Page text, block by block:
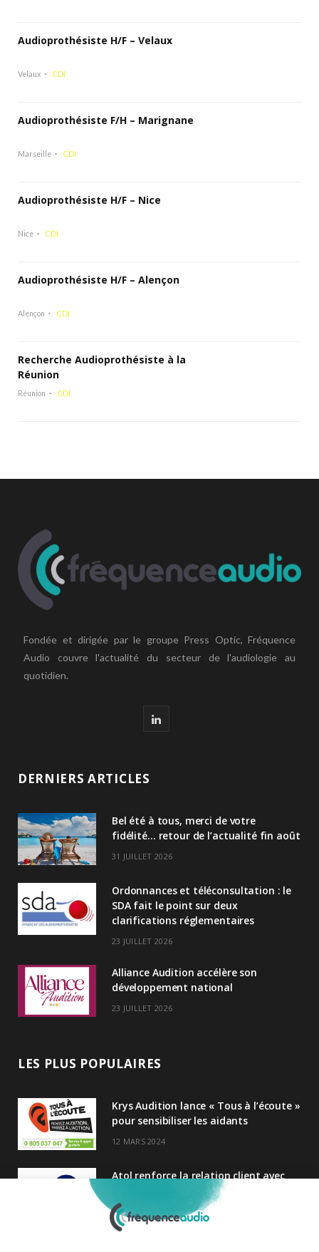
Audioprothésiste H/F – Velaux
Velaux CDI
Audioprothésiste F/H – Marignane
Marseille CDI
Audioprothésiste H/F – Nice
Nice CDI
Audioprothésiste H/F – Alençon
Alençon CDI
Recherche Audioprothésiste à la
Réunion
Réunion CDI
Fondée et dirigée par le groupe Press Optic, Fréquence
Audio couvre l'actualité du secteur de l'audiologie au
quotidien.
L
e
n
DERNIERS ARTICLES
Bel été à tous, merci de votre
fidélité… retour de l’actualité fin août
31 JUILLET 2026
Ordonnances et téléconsultation : le
SDA fait le point sur deux
clarifications réglementaires
23 JUILLET 2026
Alliance Audition accélère son
développement national
23 JUILLET 2026
LES PLUS POPULAIRES
Krys Audition lance « Tous à l’écoute »
pour sensibiliser les aidants
12 MARS 2024
Atol renforce la relation client avec
une nouvelle campagne axée sur la
satisfaction
25 FÉVRIER 2025